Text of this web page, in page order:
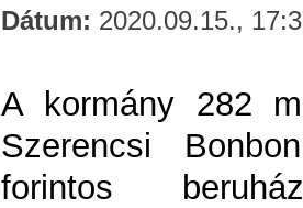
Dátum: 2020.09.15.,
A kormány 282
Szerencsi
forintos